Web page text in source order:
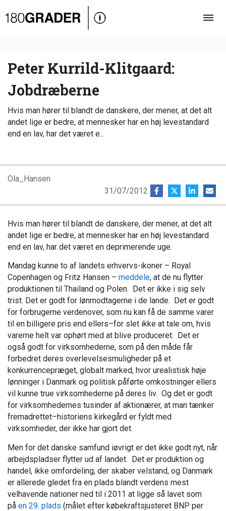
Oversigt
Debat
Video
Podcast
Peter Kurrild-Klitgaard:
Jobdræberne
Hvis man hører til blandt de danskere, der mener, at det alt
andet lige er bedre, at mennesker har en høj levestandard
end en lav, har det været e...
Ola_Hansen
31/07/2012
Hvis man hører til blandt de danskere, der mener, at det alt
andet lige er bedre, at mennesker har en høj levestandard
end en lav, har det været en deprimerende uge.
Mandag kunne to af landets erhvervs-ikoner – Royal
Copenhagen og Fritz Hansen – meddele, at de nu flytter
produktionen til Thailand og Polen. Det er ikke i sig selv
trist. Det er godt for lønmodtagerne i de lande. Det er godt
for forbrugerne verdenover, som nu kan få de samme varer
til en billigere pris end ellers–for slet ikke at tale om, hvis
varerne helt var ophørt med at blive produceret. Det er
også godt for virksomhederne, som på den måde får
forbedret deres overlevelsesmuligheder på et
konkurrencepræget, globalt marked, hvor urealistisk høje
lønninger i Danmark og politisk påførte omkostninger ellers
vil kunne true virksomhederne på deres liv. Og det er godt
for virksomhedernes tusinder af aktionærer, at man tænker
fremadrettet–historiens kirkegård er fyldt med
virksomheder, der ikke har gjort det.
Men for det danske samfund iøvrigt er det ikke godt nyt, når
arbejdspladser flytter ud af landet. Det er produktion og
handel, ikke omfordeling, der skaber velstand, og Danmark
er allerede gledet fra en plads blandt verdens mest
velhavende nationer ned til i 2011 at ligge så lavet som
på en 29. plads (målet efter købekraftsjusteret BNP per